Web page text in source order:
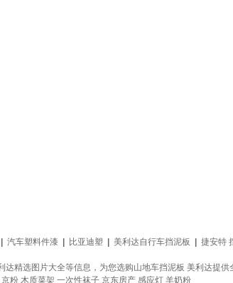
汽车塑料件漆 比亚迪塑 美利达自行车挡泥板
捷安特
精选图片大全等信息，为您选购山地车挡泥板 美利达提
京粉 木质菜架 一次性袜子 京东房产 感应灯 羊奶粉